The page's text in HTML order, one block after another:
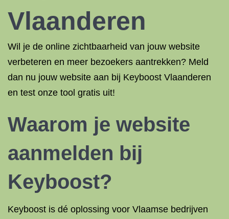
Vlaanderen
Wil je de online zichtbaarheid van jouw website
verbeteren en meer bezoekers aantrekken? Meld
dan nu jouw website aan bij Keyboost Vlaanderen
en test onze tool gratis uit!
Waarom je website
aanmelden bij
Keyboost?
Keyboost is dé oplossing voor Vlaamse bedrijven